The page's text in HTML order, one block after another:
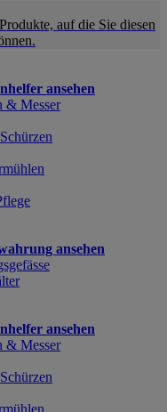
auf die Sie diesen
ansehen
& Messer
ansehen
ansehen
& Messer